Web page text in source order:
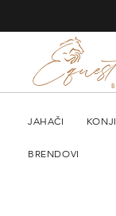
JAHAČI KONJI
BRENDOVI